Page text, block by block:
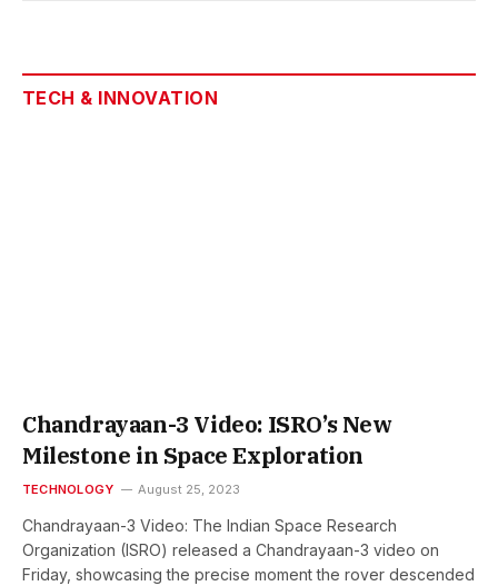
TECH & INNOVATION
Chandrayaan-3 Video: ISRO’s New
Milestone in Space Exploration
TECHNOLOGY August 25, 2023
Chandrayaan-3 Video: The Indian Space Research
Organization (ISRO) released a Chandrayaan-3 video on
Friday, showcasing the precise moment the rover descended